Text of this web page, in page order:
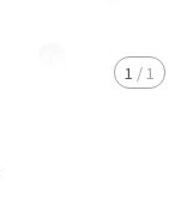
1 /1